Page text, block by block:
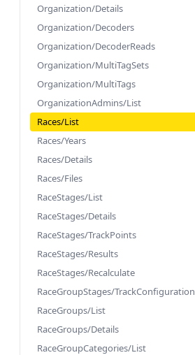
Organization/Details
Organization/Decoders
Organization/DecoderReads
Organization/MultiTagSets
Organization/MultiTags
OrganizationAdmins/List
Races/List
Races/Years
Races/Details
Races/Files
RaceStages/List
RaceStages/Details
RaceStages/TrackPoints
RaceStages/Results
RaceStages/Recalculate
RaceGroupStages/TrackConfiguration
RaceGroups/List
RaceGroups/Details
RaceGroupCategories/List